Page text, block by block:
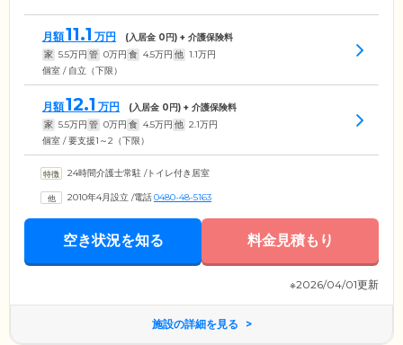
月額11.1 万円 (入居金 0円) + 介護保険料
家 5.5万円 管 0万円 食 4.5万円 他 1.1万円
個室 / 自立（下限）
月額12.1 万円 (入居金 0円) + 介護保険料
家 5.5万円 管 0万円 食 4.5万円 他 2.1万円
個室 / 要支援1～2（下限）
24時間介護士常駐 /トイレ付き居室
2010年4月設立 /電話0480-48-5163
空き状況を知る 料金見積もり
※2026/04/01更新
施設の詳細を見る